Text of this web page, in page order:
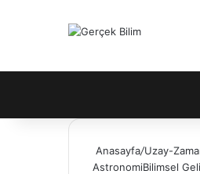
Anasayfa/Uzay-
AstronomiBilimsel